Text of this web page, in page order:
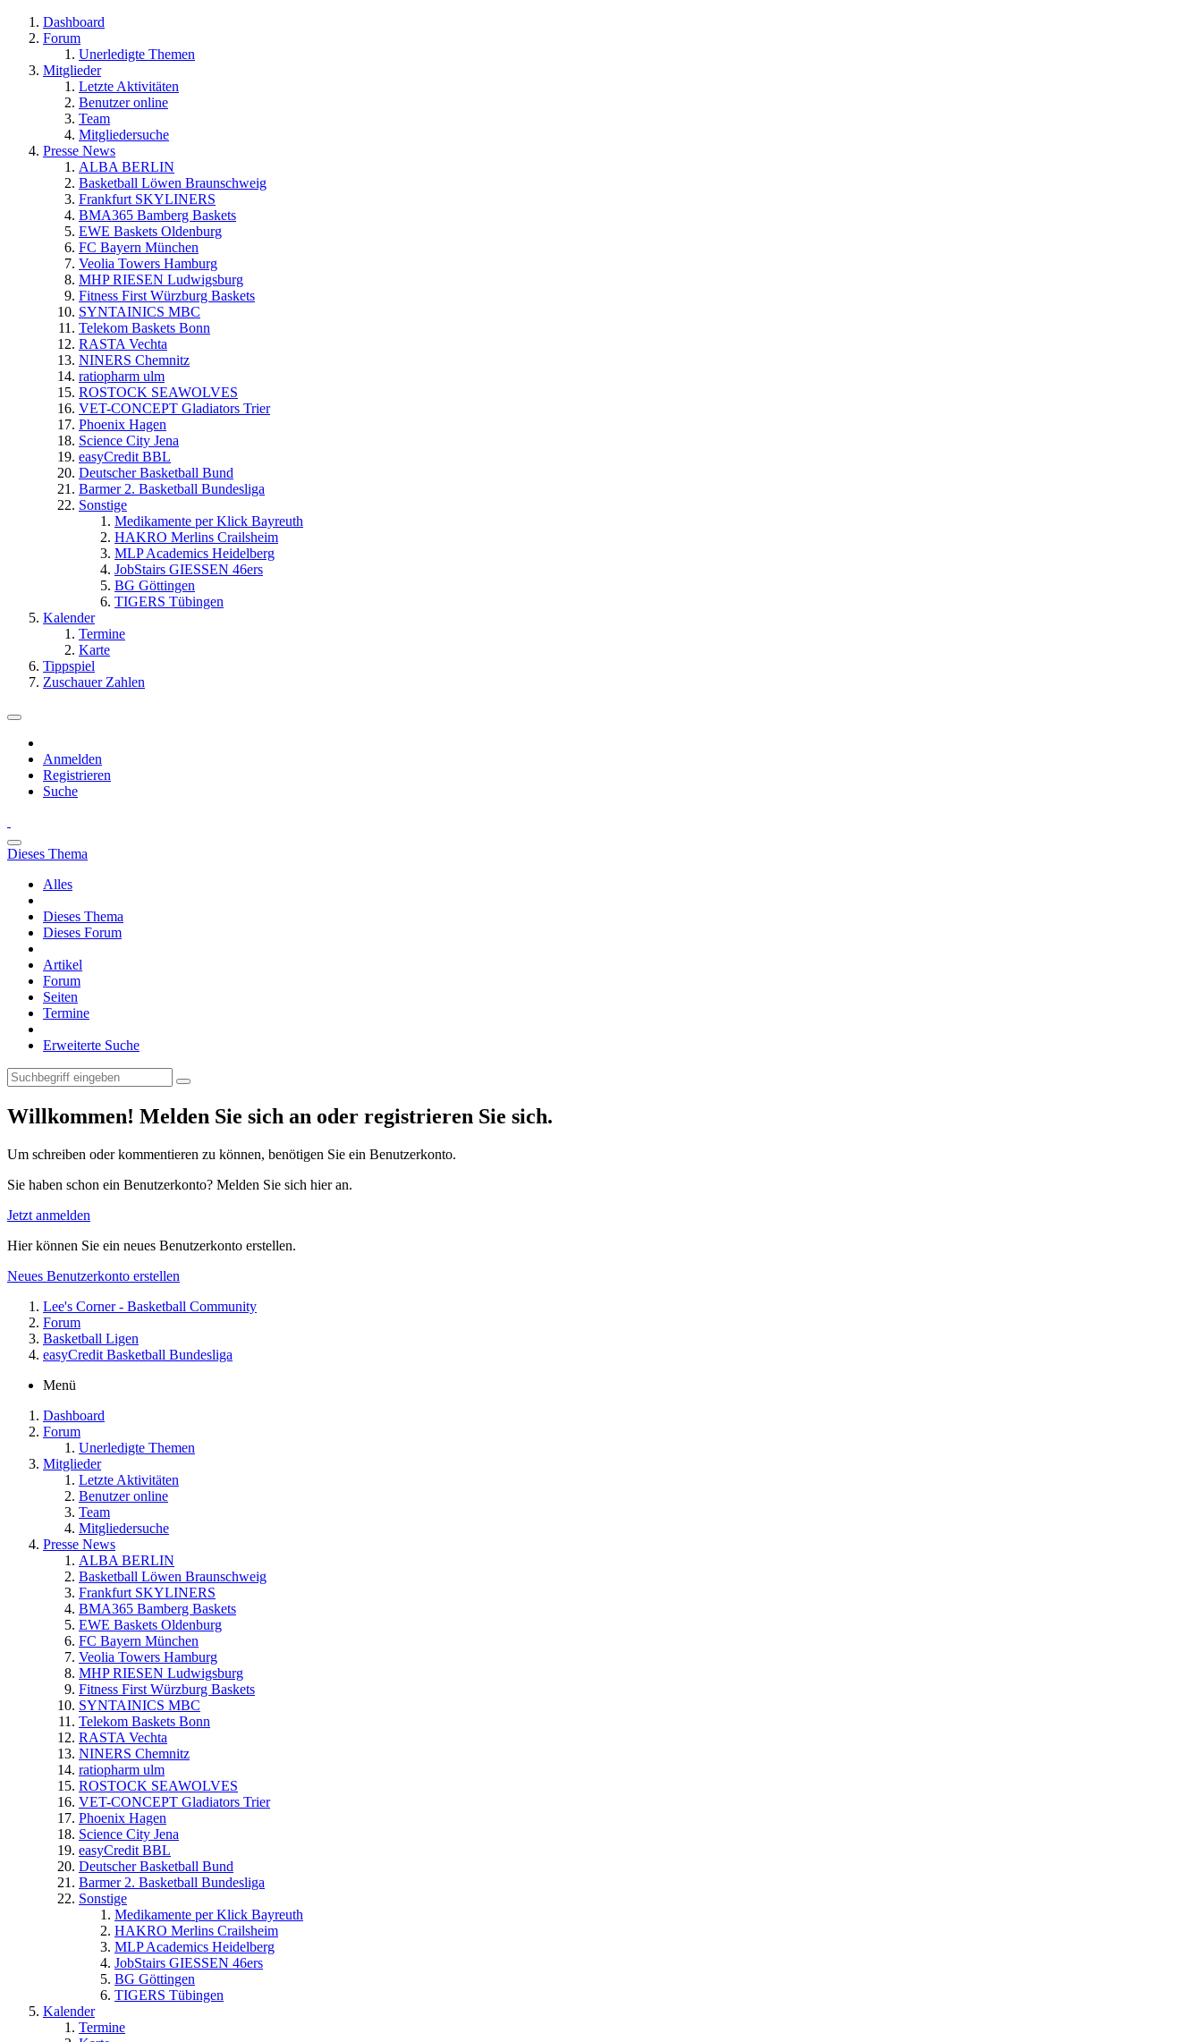
Dashboard
Forum
Unerledigte Themen
Mitglieder
Letzte Aktivitäten
Benutzer online
Team
Mitgliedersuche
Presse News
ALBA BERLIN
Basketball Löwen Braunschweig
Frankfurt SKYLINERS
BMA365 Bamberg Baskets
EWE Baskets Oldenburg
FC Bayern München
Veolia Towers Hamburg
MHP RIESEN Ludwigsburg
Fitness First Würzburg Baskets
SYNTAINICS MBC
Telekom Baskets Bonn
RASTA Vechta
NINERS Chemnitz
ratiopharm ulm
ROSTOCK SEAWOLVES
VET-CONCEPT Gladiators Trier
Phoenix Hagen
Science City Jena
easyCredit BBL
Deutscher Basketball Bund
Barmer 2. Basketball Bundesliga
Sonstige
Medikamente per Klick Bayreuth
HAKRO Merlins Crailsheim
MLP Academics Heidelberg
JobStairs GIESSEN 46ers
BG Göttingen
TIGERS Tübingen
Kalender
Termine
Karte
Tippspiel
Zuschauer Zahlen
Anmelden
Registrieren
Suche
Dieses Thema
Alles
Dieses Thema
Dieses Forum
Artikel
Forum
Seiten
Termine
Erweiterte Suche
Willkommen! Melden Sie sich an oder registrieren Sie sich.
Um schreiben oder kommentieren zu können, benötigen Sie ein Benutzerkonto.
Sie haben schon ein Benutzerkonto? Melden Sie sich hier an.
Jetzt anmelden
Hier können Sie ein neues Benutzerkonto erstellen.
Neues Benutzerkonto erstellen
Lee's Corner - Basketball Community
Forum
Basketball Ligen
easyCredit Basketball Bundesliga
Menü
Dashboard
Forum
Unerledigte Themen
Mitglieder
Letzte Aktivitäten
Benutzer online
Team
Mitgliedersuche
Presse News
ALBA BERLIN
Basketball Löwen Braunschweig
Frankfurt SKYLINERS
BMA365 Bamberg Baskets
EWE Baskets Oldenburg
FC Bayern München
Veolia Towers Hamburg
MHP RIESEN Ludwigsburg
Fitness First Würzburg Baskets
SYNTAINICS MBC
Telekom Baskets Bonn
RASTA Vechta
NINERS Chemnitz
ratiopharm ulm
ROSTOCK SEAWOLVES
VET-CONCEPT Gladiators Trier
Phoenix Hagen
Science City Jena
easyCredit BBL
Deutscher Basketball Bund
Barmer 2. Basketball Bundesliga
Sonstige
Medikamente per Klick Bayreuth
HAKRO Merlins Crailsheim
MLP Academics Heidelberg
JobStairs GIESSEN 46ers
BG Göttingen
TIGERS Tübingen
Kalender
Termine